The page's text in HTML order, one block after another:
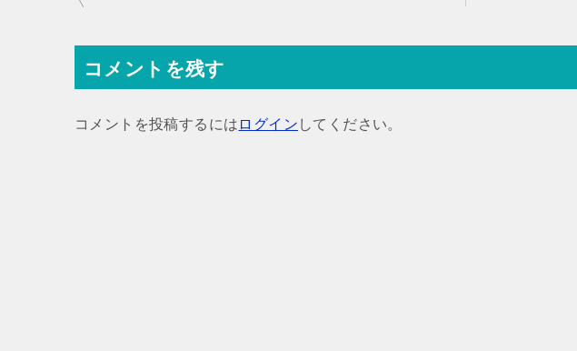
ナ
ビ
ー
コメントを残す
コメントを投稿するには ログイン してください。